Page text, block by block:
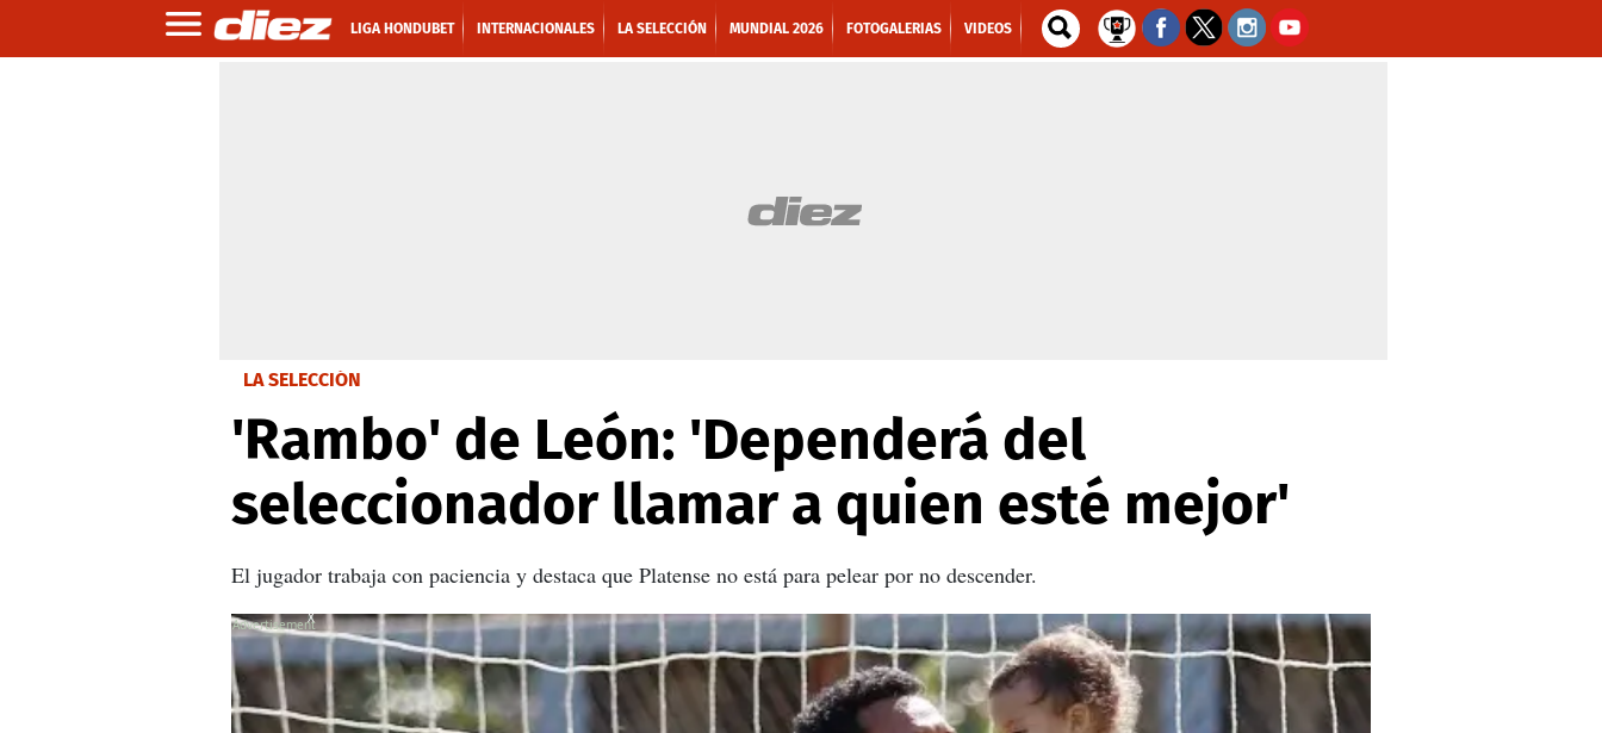
LIGA HONDUBET INTERNACIONALES LA SELECCIÓN MUNDIAL 2026 FOTOGALERIAS VIDEOS
LA SELECCIÓN
'Rambo' de León: 'Dependerá del
seleccionador llamar a quien esté mejor'
El jugador trabaja con paciencia y destaca que Platense no está para pelear por no descender.
X